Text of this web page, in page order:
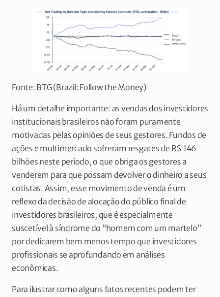
Fonte: BTG (Brazil: Follow the Money)
Há um detalhe importante: as vendas dos investidores
institucionais brasileiros não foram puramente
motivadas pelas opiniões de seus gestores. Fundos de
ações e multimercado sofreram resgates de R$ 146
bilhões neste período, o que obriga os gestores a
venderem para que possam devolver o dinheiro a seus
cotistas. Assim, esse movimento de venda é um
reflexo da decisão de alocação do público final de
investidores brasileiros, que é especialmente
suscetível à síndrome do “homem com um martelo”
por dedicarem bem menos tempo que investidores
profissionais se aprofundando em análises
econômicas.
Para ilustrar como alguns fatos recentes podem ter